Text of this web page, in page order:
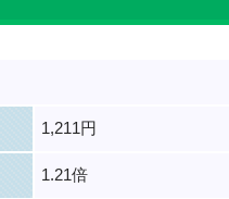
1,211円
1.21倍